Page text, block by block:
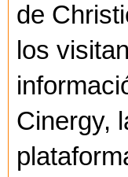
de
los
Cinergy,